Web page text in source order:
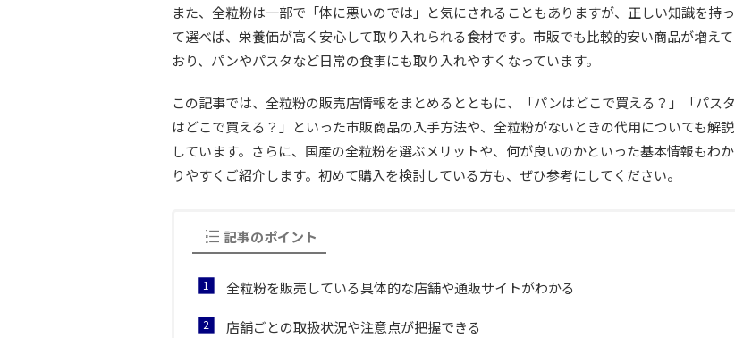
また、全粒粉は一部で「体に悪いのでは」と気にされることもありますが、正しい知識を持っ
て選べば、栄養価が高く安心して取り入れられる食材です。市販でも比較的安い商品が増えて
おり、パンやパスタなど日常の食事にも取り入れやすくなっています。
この記事では、全粒粉の販売店情報をまとめるとともに、「パンはどこで買える？」「パスタ
はどこで買える？」といった市販商品の入手方法や、全粒粉がないときの代用についても解説
しています。さらに、国産の全粒粉を選ぶメリットや、何が良いのかといった基本情報もわか
りやすくご紹介します。初めて購入を検討している方も、ぜひ参考にしてください。
記事のポイント
全粒粉を販売している具体的な店舗や通販サイトがわかる
店舗ごとの取扱状況や注意点が把握できる